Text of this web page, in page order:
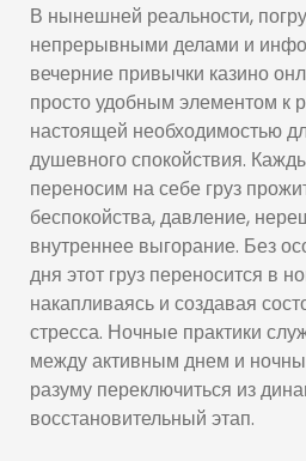
В нынешней реальности,
непрерывными делами и
вечерние привычки казино
просто удобным элементом к
настоящей необходимостью
душевного спокойствия.
переносим на себе груз
беспокойства, давление,
внутреннее выгорание. Без
дня этот груз переносится в
накапливаясь и создавая
стресса. Ночные практики
между активным днем и
разуму переключиться из
восстановительный этап.